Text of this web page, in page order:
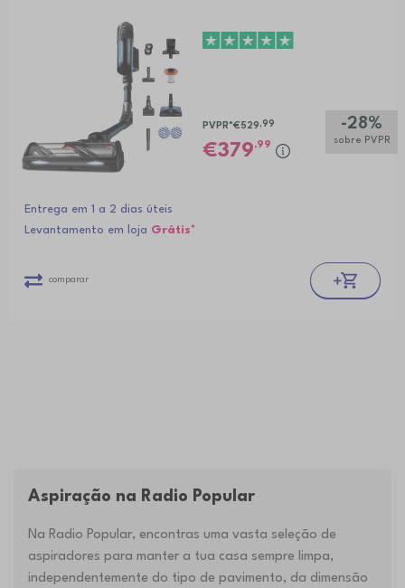
-28%
sobre PVPR
PVPR*€529 ,99
379,99
Entrega em 1 a 2 dias úteis
Levantamento em loja Grátis*
comparar
Aspiração na Radio Popular
Na Radio Popular, encontras uma vasta seleção de
aspiradores para manter a tua casa sempre limpa,
independentemente do tipo de pavimento, da dimensão